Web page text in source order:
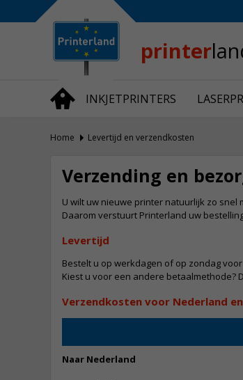
printer
INKJETPRINTERS
Over Printerland
Privacy
Algemene Voorwaarden
Productnieuws
Home Levertijd en verzendkosten
Verzending en
U wilt uw nieuwe printer natuurlijk zo snel
Daarom verstuurt Printerland uw
Levertijd
Bestelt u op werkdagen of op zondag
Kiest u voor een andere betaalmethode?
Verzendkosten voor Nederland
Naar Nederland